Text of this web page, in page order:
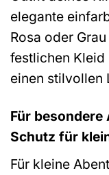
elegante
Rosa oder
festlichen Kleid
einen stilvollen
Für besondere
Schutz für
Für kleine